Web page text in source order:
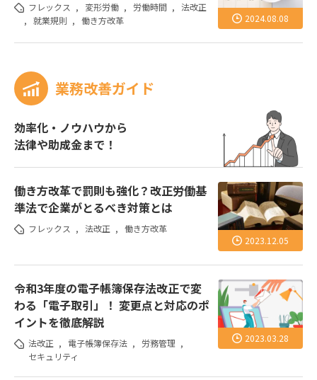
2024.08.08
フレックス , 変形労働 , 労働時間 , 法改正
, 就業規則 , 働き方改革
業務改善ガイド
効率化・ノウハウから
法律や助成金まで！
2023.12.05
働き方改革で罰則も強化？改正労働基
準法で企業がとるべき対策とは
フレックス , 法改正 , 働き方改革
2023.03.28
令和3年度の電子帳簿保存法改正で変
わる「電子取引」！ 変更点と対応のポ
イントを徹底解説
法改正 , 電子帳簿保存法 , 労務管理 ,
セキュリティ